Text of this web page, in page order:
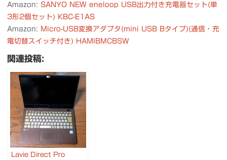
Amazon: SANYO NEW eneloop USB出力付き充電器セット(単
3形2個セット) KBC-E1AS
Amazon: Micro-USB変換アダプタ(mini USB Bタイプ)(通信・充
電切替スイッチ付き) HAMIBMCBSW
関連投稿:
Lavie Direct Pro